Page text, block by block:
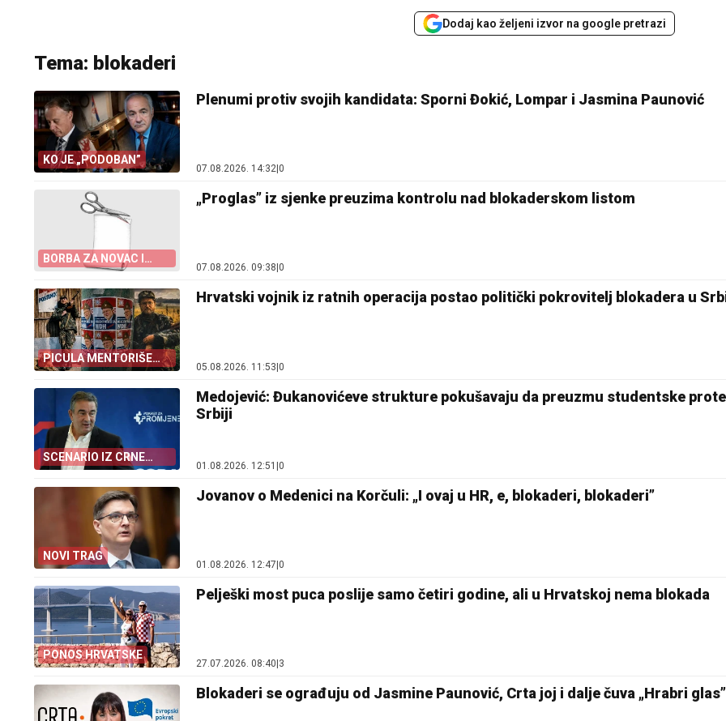
Dodaj kao željeni izvor na google pretrazi
Tema: blokaderi
KO JE „PODOBAN”
Plenumi protiv svojih kandidata: Sporni Đokić, Lompar i Jasmina Paunović
07.08.2026. 14:32 0
BORBA ZA NOVAC I
KANDIDATE
„Proglas” iz sjenke preuzima kontrolu nad blokaderskom listom
07.08.2026. 09:38 0
PICULA MENTORIŠE
BLOKADERE
Hrvatski vojnik iz ratnih operacija postao politički pokrovitelj blokadera u
05.08.2026. 11:53|0
SCENARIO IZ CRNE
GORE
Medojević: Đukanovićeve strukture pokušavaju da preuzmu studentske
Srbiji
01.08.2026. 12:51 |0
NOVI TRAG
Jovanov o Medenici na Korčuli: „I ovaj u HR, e, blokaderi, blokaderi”
01.08.2026. 12:47|0
PONOS HRVATSKE
Pelješki most puca poslije samo četiri godine, ali u Hrvatskoj nema blokada
27.07.2026. 08:40 3
Blokaderi se ograđuju od Jasmine Paunović, Crta joj i dalje čuva „Hrabri glas”